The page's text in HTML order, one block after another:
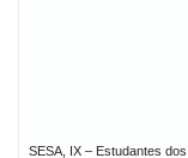
SESA, IX – Estudantes dos